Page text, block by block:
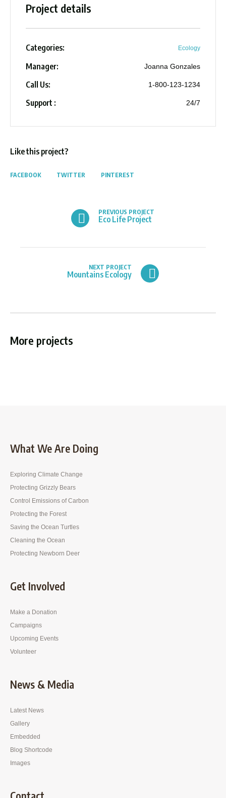
Project details
Categories: Ecology
Manager: Joanna Gonzales
Call Us: 1-800-123-1234
Support : 24/7
Like this project?
FACEBOOK TWITTER PINTEREST
Eco Life Project
PREVIOUS PROJECT
Mountains Ecology
NEXT PROJECT
More projects
What We Are Doing
Exploring Climate Change
Protecting Grizzly Bears
Control Emissions of Carbon
Protecting the Forest
Saving the Ocean Turtles
Cleaning the Ocean
Protecting Newborn Deer
Get Involved
Make a Donation
Campaigns
Upcoming Events
Volunteer
News & Media
Latest News
Gallery
Embedded
Blog Shortcode
Images